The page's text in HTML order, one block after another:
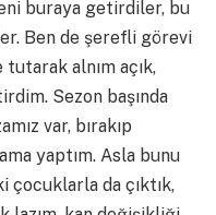
buraya getirdiler, bu
Ben de şerefli görevi
tutarak alnım açık,
Sezon başında
var, bırakıp
yaptım. Asla bunu
çocuklarla da çıktık,